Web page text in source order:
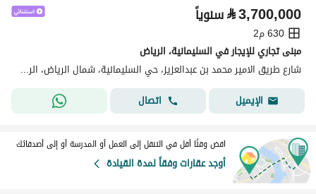
⃁3,700,000 سنوياً
630 م2
مبنى تجاري للإيجار في السليمانية، الرياض
شارع طريق الامير محمد بن عبدالعزيز، حي السليمانية، شمال الرياض، الرياض
الإيميل
اتصال
اقض وقتًا أقل في التنقل إلى العمل أو المدرسة أو إلى أصدقائك
أوجد عقارات وفقاً لمدة القيادة